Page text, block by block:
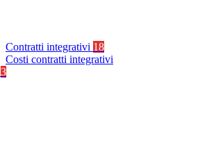
Contratti integrativi 18
Costi contratti integrativi
3